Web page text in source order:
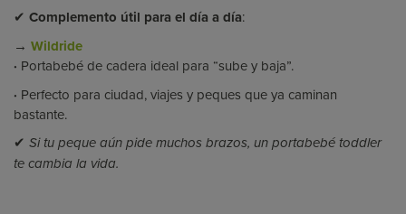
✔ Complemento útil para el día a día:
→ Wildride
· Portabebé de cadera ideal para “sube y baja”.
· Perfecto para ciudad, viajes y peques que ya caminan
bastante.
✔ Si tu peque aún pide muchos brazos, un portabebé toddler
te cambia la vida.